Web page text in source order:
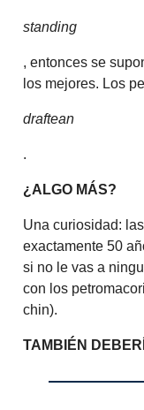
standing
, entonces se
los mejores. Los
draftean
.
¿ALGO MÁS?
Una curiosidad:
exactamente 50
si no le vas a
con los
chin).
TAMBIÉN